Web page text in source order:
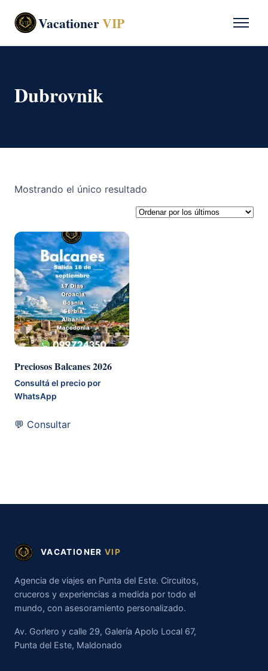
VacationerVIP
Dubrovnik
Mostrando el único resultado
Preciosos Balcanes 2026
Consultá el precio por
WhatsApp
💬 Consultar
VACATIONER VIP
Agencia de viajes en Punta del Este. Circuitos,
cruceros y experiencias a medida por todo el
mundo, con asesoramiento personalizado.
Av. Gorlero y calle 29, Galería Apolo Local 67,
Punta del Este, Maldonado